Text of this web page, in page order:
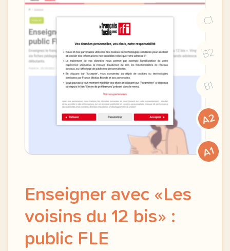
C1
B2
B1
A2
A1
Enseigner avec «Les
voisins du 12 bis» :
public FLE